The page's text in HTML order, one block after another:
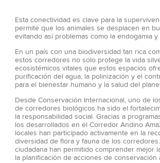
Esta conectividad es clave para la
permite que los animales se desplacen en
evitando así problemas como la endogamia
En un país con una biodiversidad tan rica
estos corredores no solo protege la vida
ecosistémicos vitales que estos espacios
purificación del agua, la polinización y el
para el bienestar humano y la salud del
Desde Conservación Internacional, uno de
de corredores biológicos ha sido el
la responsabilidad social. Gracias a
los desarrollados en el Corredor Andino
locales han participado activamente en la
diversidad de flora y fauna de los
ciudadana han permitido comprender mejor
la planificación de acciones de conservación